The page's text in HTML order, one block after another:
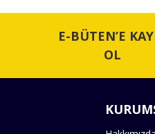
Görüş ve
Ürün resmi
Ürün fiyatı
Bu ürüne
E-BÜTEN’E
OL